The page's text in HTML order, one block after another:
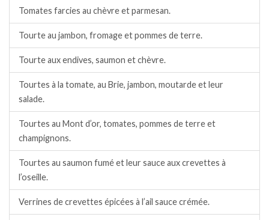
Tomates farcies au chèvre et parmesan.
Tourte au jambon, fromage et pommes de terre.
Tourte aux endives, saumon et chèvre.
Tourtes à la tomate, au Brie, jambon, moutarde et leur
salade.
Tourtes au Mont d’or, tomates, pommes de terre et
champignons.
Tourtes au saumon fumé et leur sauce aux crevettes à
l’oseille.
Verrines de crevettes épicées à l’ail sauce crémée.